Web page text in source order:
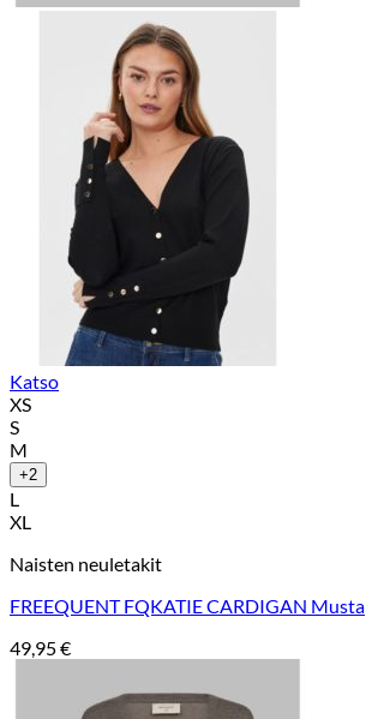
Katso
XS
S
M
+2
L
XL
Naisten neuletakit
FREEQUENT FQKATIE CARDIGAN Musta
49,95€